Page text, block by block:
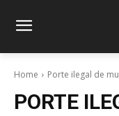
Home Porte ilegal de
PORTE